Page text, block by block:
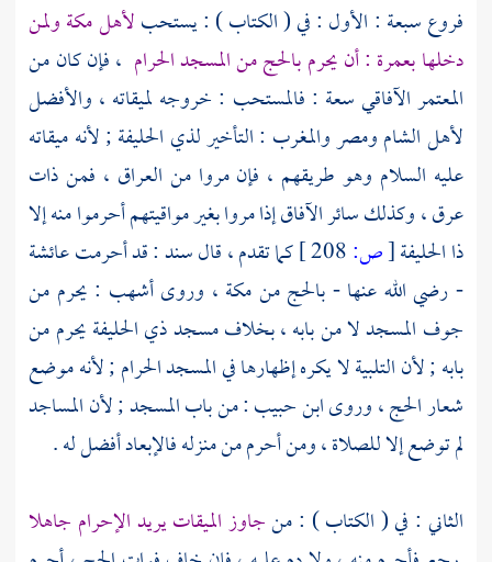
فروع سبعة : الأول : في ( الكتاب ) : يستحبلأهلمكةولمن
دخلها بعمرة : أن يحرم بالحج من المسجد الحرام ، فإن كان من
المعتمر الآفاقي سعة : فالمستحب : خروجه لميقاته ، والأفضل
لأهلالشامومصروالمغرب : التأخيرلذي الحليفة; لأنه ميقاته
عليه السلام وهو طريقهم ، فإن مروا من العراق ، فمنذات
عرق، وكذلك سائر الآفاق إذا مروا بغير مواقيتهم أحرموا منه إلا
ذا الحليفة[ص: كما تقدم ، قالسند: قد أحرمتعائشة
- رضي الله عنها - بالحج منمكة ، وروىأشهب : يحرم من
جوف المسجد لا من بابه ، بخلاف مسجدذي الحليفةيحرم من
بابه ; لأن التلبية لا يكره إظهارها في المسجد الحرام ; لأنه موضع
شعار الحج ، وروىابن حبيب: من باب المسجد ; لأن المساجد
لم توضع إلا للصلاة ، ومن أحرم من منزله فالإبعاد أفضل له .
الثاني : في ( الكتاب ) : منجاوز الميقات يريد الإحرام جاهلا